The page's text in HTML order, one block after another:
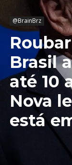
@BrainBrz
Brasil
até 10
Nova
está